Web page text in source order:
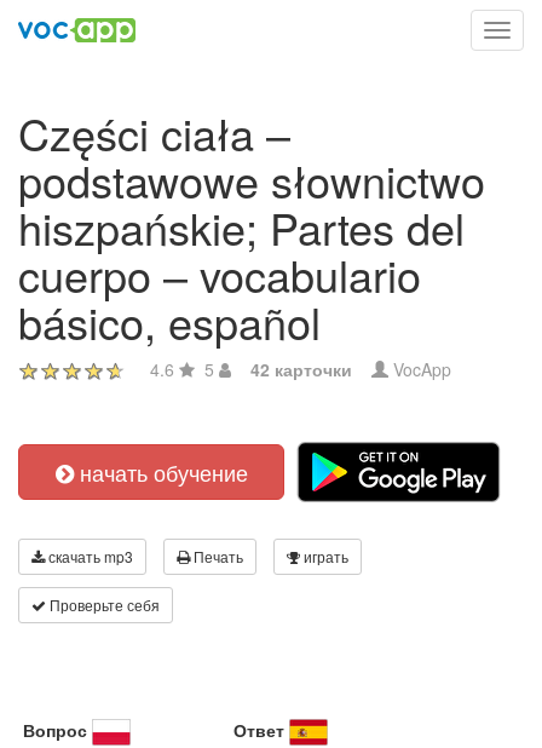
Części ciała –
podstawowe słownictwo
hiszpańskie; Partes del
cuerpo – vocabulario
básico, español
4.6 5 42 карточки VocApp
начать обучение
скачать mp3 Печать играть
Проверьте себя
Вопрос Ответ